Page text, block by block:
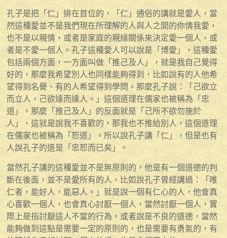
孔子是把「仁」排在首位的，「仁」通俗的講就是愛人，當
然這種愛並不是我們現在所理解的人與人之間的你情我愛，
也不是以親情，或者是家庭的親緣關係來決定愛一個人，或
者是不愛一個人。孔子這種愛人可以說是「博愛」，這種愛
包括兩個方面，一方面叫做「推己及人」，就是我自己覺得
好的，那麼我希望別人也同樣能夠得到，比如說有的人他希
望得到名譽、有的人希望得到學問。那麼孔子說：「己欲立
而立人，己欲達而達人。」這個道理在儒家也被稱為「忠
道」。那麼「推己及人」的反面就是「己所不欲勿施於
人」，這就是說我不喜歡的，那我也不推給別人，這個道理
在儒家也被稱為「恕道」。所以說孔子講「仁」，但是也有
人說孔子的道是「忠恕而已矣」。
當然孔子講的這種愛並不是無原則的，他是有一個道德的判
斷在後面，並不是愛所有的人，比如說孔子曾經講過：「唯
仁者，能好人，能惡人。」就是說一個有仁心的人，他會真
心喜歡一個人，也會真心討厭一個人，當然討厭一個人，實
際上是指討厭這人不當的行為，或者說是不良的道德，當然
能夠做到這點是需要一定的原則的，也是需要有勇氣的，有